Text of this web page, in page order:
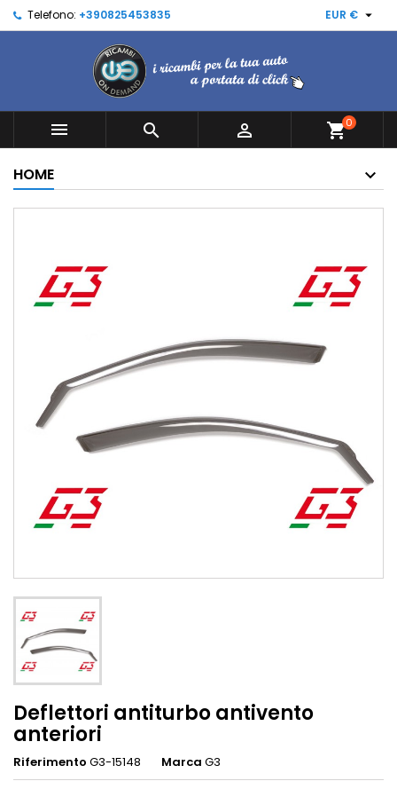
Telefono: +390825453835 EUR € 
   shopping_cart0
HOME
Deflettori antiturbo antivento
anteriori
Riferimento G3-15148 Marca G3